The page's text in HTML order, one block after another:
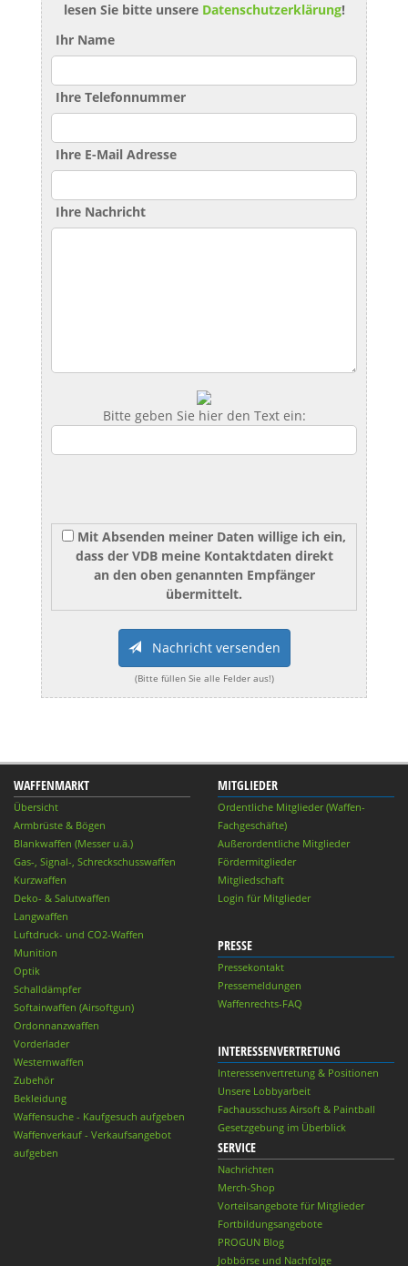
lesen Sie bitte unsere Datenschutzerklärung!
Ihr Name
Ihre Telefonnummer
Ihre E-Mail Adresse
Ihre Nachricht
Bitte geben Sie hier den Text ein:
Mit Absenden meiner Daten willige ich ein,
dass der VDB meine Kontaktdaten direkt
an den oben genannten Empfänger
übermittelt.
Nachricht versenden
(Bitte füllen Sie alle Felder aus!)
WAFFENMARKT
Übersicht
Armbrüste & Bögen
Blankwaffen (Messer u.ä.)
Gas-, Signal-, Schreckschusswaffen
Kurzwaffen
Deko- & Salutwaffen
Langwaffen
Luftdruck- und CO2-Waffen
Munition
Optik
Schalldämpfer
Softairwaffen (Airsoftgun)
Ordonnanzwaffen
Vorderlader
Westernwaffen
Zubehör
Bekleidung
Waffensuche - Kaufgesuch aufgeben
Waffenverkauf - Verkaufsangebot
aufgeben
MITGLIEDER
Ordentliche Mitglieder (Waffen-
Fachgeschäfte)
Außerordentliche Mitglieder
Fördermitglieder
Mitgliedschaft
Login für Mitglieder
PRESSE
Pressekontakt
Pressemeldungen
Waffenrechts-FAQ
INTERESSENVERTRETUNG
Interessenvertretung & Positionen
Unsere Lobbyarbeit
Fachausschuss Airsoft & Paintball
Gesetzgebung im Überblick
SERVICE
Nachrichten
Merch-Shop
Vorteilsangebote für Mitglieder
Fortbildungsangebote
PROGUN Blog
Jobbörse und Nachfolge